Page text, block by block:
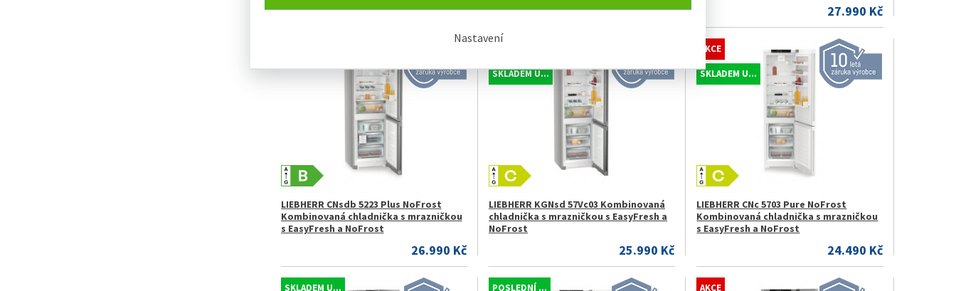
Nastavení
31.990 Kč 31.990 Kč 27.990 Kč
LIEBHERR CNsdb 5223 Plus NoFrost
Kombinovaná chladnička s mrazničkou
s EasyFresh a NoFrost
26.990 Kč
SKLADEM U...
LIEBHERR KGNsd 57Vc03 Kombinovaná
chladnička s mrazničkou s EasyFresh a
NoFrost
25.990 Kč
AKCE
SKLADEM U...
LIEBHERR CNc 5703 Pure NoFrost
Kombinovaná chladnička s mrazničkou
s EasyFresh a NoFrost
24.490 Kč
SKLADEM U... POSLEDNÍ ... AKCE